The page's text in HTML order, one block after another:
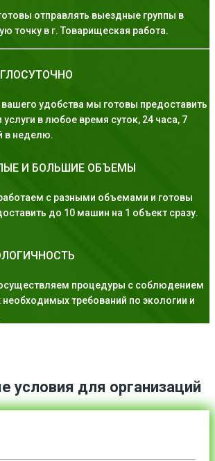
отправлять выездные группы в
точку в г. Товарищеская работа.
удобства мы готовы предоставить
услуги в любое время суток, 24 часа, 7
в неделю.
И БОЛЬШИЕ ОБЪЕМЫ
с разными объемами и готовы
до 10 машин на 1 объект сразу.
процедуры с соблюдением
необходимых требований по экологии и
условия для организаций